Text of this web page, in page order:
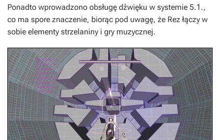
Ponadto wprowadzono obsługę dźwięku w systemie 5.1.,
co ma spore znaczenie, biorąc pod uwagę, że Rezłączy w
sobie elementy strzelaniny i gry muzycznej.